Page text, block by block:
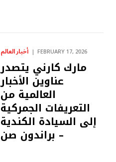
أخبار العالم FEBRUARY 17, 2026
مارك كارني يتصدر
عناوين الأخبار
العالمية من
التعريفات الجمركية
إلى السيادة الكندية
– براندون صن